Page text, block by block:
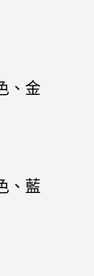
、金
、藍